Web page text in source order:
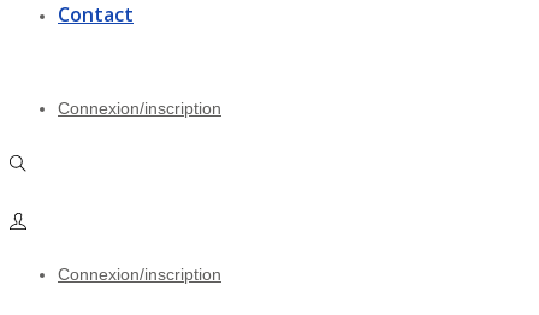
Contact
Connexion/inscription
Connexion/inscription